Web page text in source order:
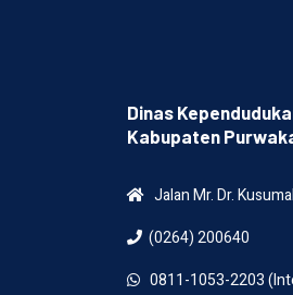
Dinas
Kabupaten
Jalan Mr. Dr.
(0264) 200640
0811-1053-2203